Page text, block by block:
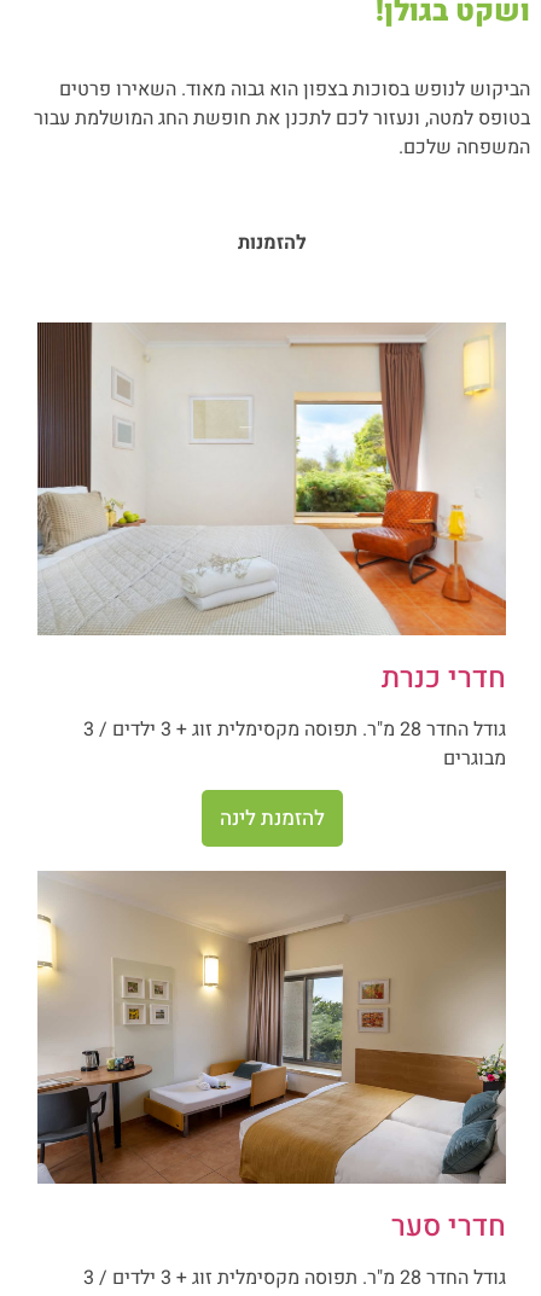
ושקט בגולן!
הביקוש לנופש בסוכות בצפון הוא גבוה מאוד. השאירו פרטים
בטופס למטה, ונעזור לכם לתכנן את חופשת החג המושלמת עבור
המשפחה שלכם.
להזמנות
חדרי כנרת
גודל החדר 28 מ"ר. תפוסה מקסימלית זוג + 3 ילדים / 3
מבוגרים
להזמנת לינה
חדרי סער
גודל החדר 28 מ"ר. תפוסה מקסימלית זוג + 3 ילדים / 3